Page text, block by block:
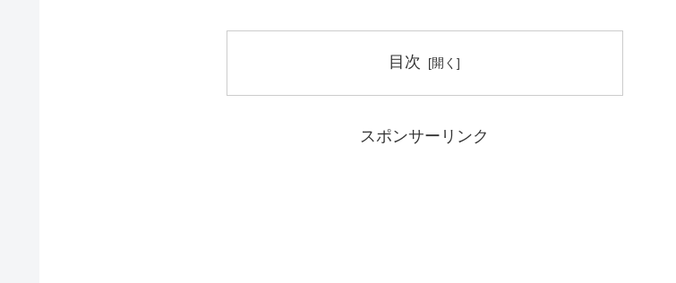
目次
スポンサーリンク